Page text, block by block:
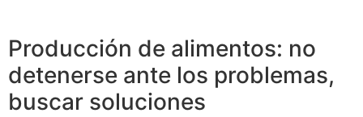
Producción de alimentos: no
detenerse ante los problemas,
buscar soluciones